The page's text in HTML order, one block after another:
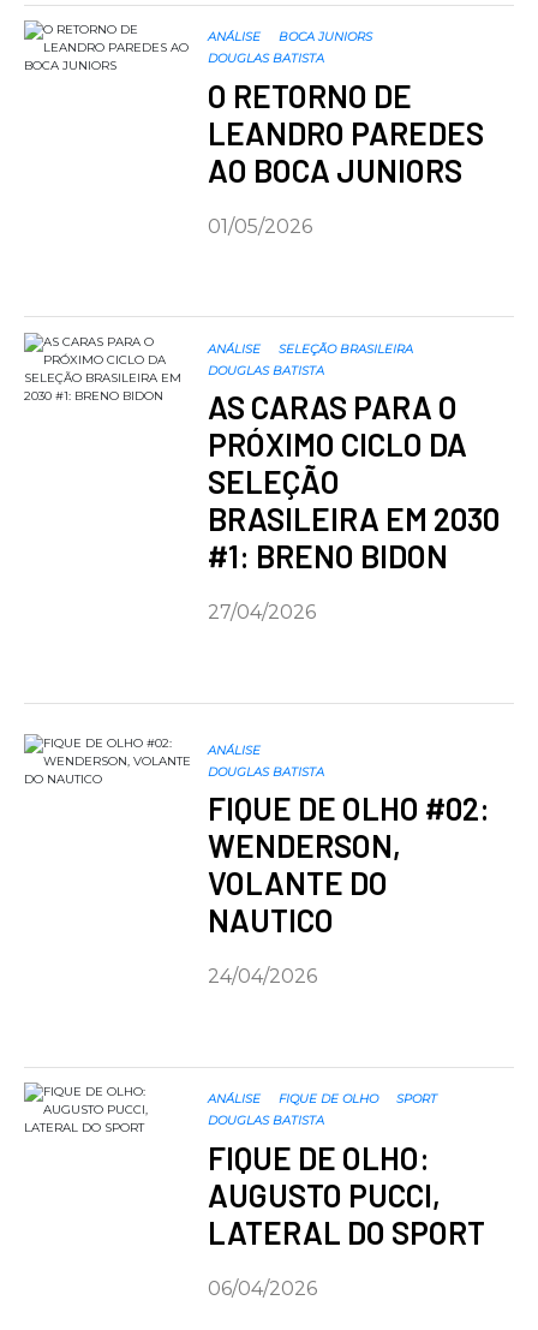
ANÁLISE
BOCA JUNIORS
DOUGLAS BATISTA
O RETORNO DE
LEANDRO PAREDES
AO BOCA JUNIORS
01/05/2026
ANÁLISE
SELEÇÃO BRASILEIRA
DOUGLAS BATISTA
AS CARAS PARA O
PRÓXIMO CICLO DA
SELEÇÃO
BRASILEIRA EM 2030
#1: BRENO BIDON
27/04/2026
ANÁLISE
DOUGLAS BATISTA
FIQUE DE OLHO #02:
WENDERSON,
VOLANTE DO
NAUTICO
24/04/2026
ANÁLISE FIQUE DE OLHO
SPORT
DOUGLAS BATISTA
FIQUE DE OLHO:
AUGUSTO PUCCI,
LATERAL DO SPORT
06/04/2026